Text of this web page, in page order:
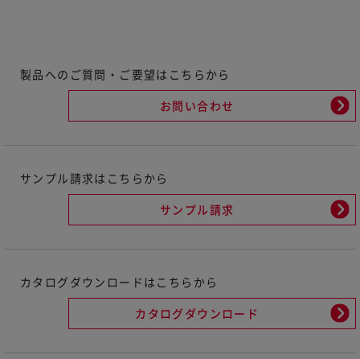
製品へのご質問・ご要望はこちらから
お問い合わせ
サンプル請求はこちらから
サンプル請求
カタログダウンロードはこちらから
カタログダウンロード